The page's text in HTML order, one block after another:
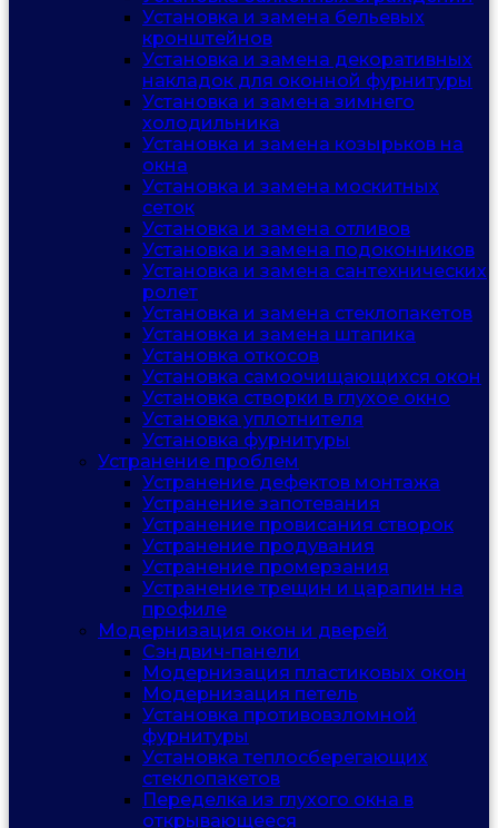
Установка и замена бельевых
кронштейнов
Установка и замена декоративных
накладок для оконной фурнитуры
Установка и замена зимнего
холодильника
Установка и замена козырьков на
окна
Установка и замена москитных
сеток
Установка и замена отливов
Установка и замена подоконников
Установка и замена сантехнических
ролет
Установка и замена стеклопакетов
Установка и замена штапика
Установка откосов
Установка самоочищающихся окон
Установка створки в глухое окно
Установка уплотнителя
Установка фурнитуры
Устранение проблем
Устранение дефектов монтажа
Устранение запотевания
Устранение провисания створок
Устранение продувания
Устранение промерзания
Устранение трещин и царапин на
профиле
Модернизация окон и дверей
Сэндвич-панели
Модернизация пластиковых окон
Модернизация петель
Установка противовзломной
фурнитуры
Установка теплосберегающих
стеклопакетов
Переделка из глухого окна в
открывающееся